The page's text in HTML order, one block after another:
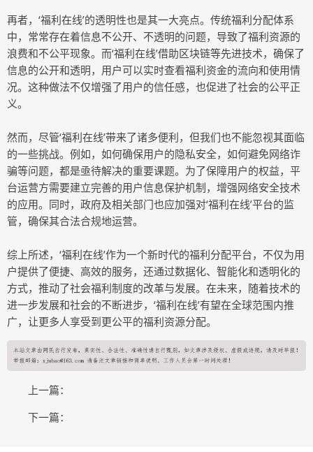
再者，‘福利在线’的透明性也是其一大亮点。传统福利分配体系
中，常常存在着信息不公开、不透明的问题，导致了福利资源的
浪费和不公平现象。而‘福利在线’借助区块链等先进技术，确保了
信息的公开和透明，用户可以实时查看福利资金的流向和使用情
况。这种做法不仅增强了用户的信任感，也促进了社会的公平正
义。
然而，尽管‘福利在线’带来了诸多便利，但我们也不能忽视其面临
的一些挑战。例如，如何确保用户的隐私安全，如何避免网络诈
骗等问题，都是亟待解决的重要课题。为了保障用户的权益，平
台运营方需要建立完善的用户信息保护机制，增强网络安全技术
的应用。同时，政府及相关部门也应加强对‘福利在线’平台的监
管，确保其合法合规地运营。
综上所述，‘福利在线’作为一个新时代的福利分配平台，不仅为用
户提供了便捷、高效的服务，还通过数据化、智能化和透明化的
方式，推动了社会福利制度的改革与发展。在未来，随着技术的
进一步发展和社会的不断进步，‘福利在线’有望在全球范围内推
广，让更多人享受到更公平的福利资源分配。
上一篇：
下一篇：